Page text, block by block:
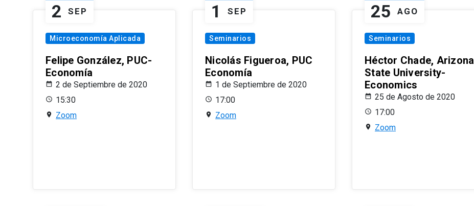
2 SEP
Microeconomía Aplicada
Felipe González, PUC-
Economía
2 de Septiembre de 2020
15:30
Zoom
1 SEP
Seminarios
Nicolás Figueroa, PUC
Economía
1 de Septiembre de 2020
17:00
Zoom
25 AGO
Seminarios
Héctor Chade, Arizona
State University-
Economics
25 de Agosto de 2020
17:00
Zoom